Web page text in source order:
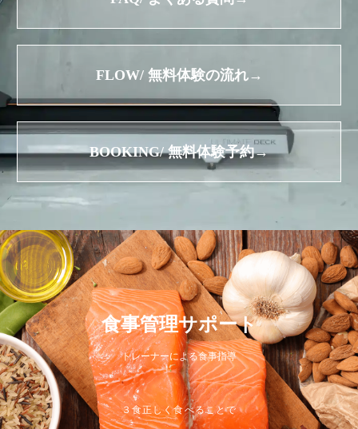
FLOW/ 無料体験の流れ→
BOOKING/ 無料体験予約→
食事管理サポート
トレーナーによる食事指導
３食正しく食べることで